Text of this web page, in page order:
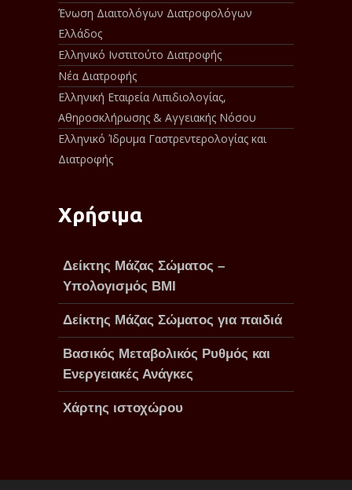
Ένωση Διαιτολόγων Διατροφολόγων
Ελλάδος
Ελληνικό Ινστιτούτο Διατροφής
Νέα Διατροφής
Ελληνική Εταιρεία Λιπιδιολογίας,
Αθηροσκλήρωσης & Αγγειακής Νόσου
Ελληνικό Ίδρυμα Γαστρεντερολογίας και
Διατροφής
Χρήσιμα
Δείκτης Μάζας Σώματος –
Υπολογισμός BMI
Δείκτης Μάζας Σώματος για παιδιά
Βασικός Μεταβολικός Ρυθμός και
Ενεργειακές Ανάγκες
Χάρτης ιστοχώρου